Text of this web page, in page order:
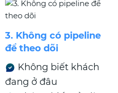
3. Không có pipeline
để theo dõi
Không biết khách
đang ở đâu